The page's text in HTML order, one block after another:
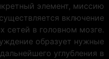
элемент, миссию
включение
сетей в головном мозге.
образует нужные
углубления в